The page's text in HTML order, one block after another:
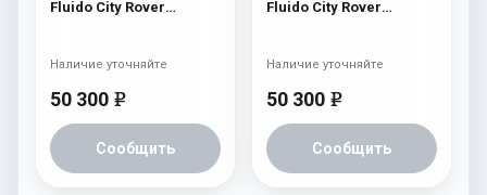
Fluido City Rover
50 300 e
Сообщить
Наличие уточняйте
Fluido City Rover
50 300 e
Сообщить
Наличие уточняйте